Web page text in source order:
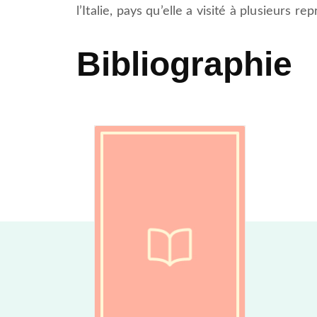
l’Italie, pays qu’elle a visité à plusieurs
Bibliographie